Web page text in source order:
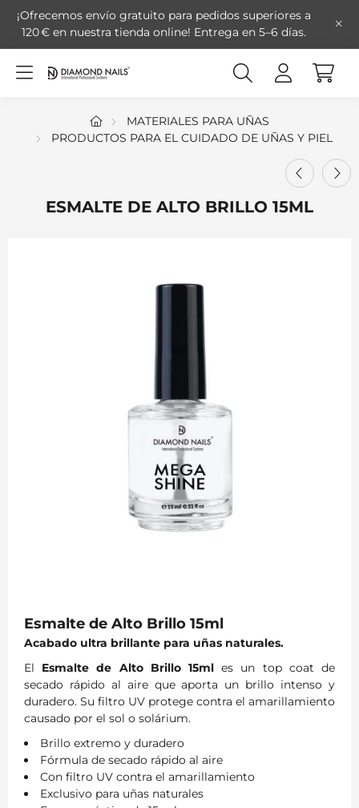
¡Ofrecemos envío gratuito para pedidos superiores a
120 € en nuestra tienda online! Entrega en 5–6 días.
MATERIALES PARA UÑAS
PRODUCTOS PARA EL CUIDADO DE UÑAS Y PIEL
ESMALTE DE ALTO BRILLO 15ML
Esmalte de Alto Brillo 15ml
Acabado ultra brillante para uñas naturales.
El Esmalte de Alto Brillo 15ml es un top coat de
secado rápido al aire que aporta un brillo intenso y
duradero. Su filtro UV protege contra el amarillamiento
causado por el sol o solárium.
Brillo extremo y duradero
Fórmula de secado rápido al aire
Con filtro UV contra el amarillamiento
Exclusivo para uñas naturales